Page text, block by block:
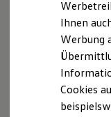
we drive
Besitzer und
Software
Service
Ihnen
Werbung
Cookies